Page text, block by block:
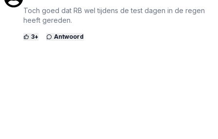
Toch goed dat RB wel tijdens de test dagen in de regen
heeft gereden.
3+ Antwoord